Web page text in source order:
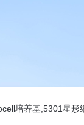
培养基,5301星形